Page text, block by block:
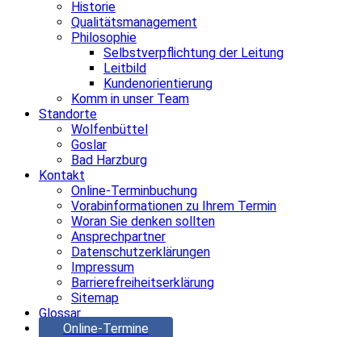
Historie
Qualitätsmanagement
Philosophie
Selbstverpflichtung der Leitung
Leitbild
Kundenorientierung
Komm in unser Team
Standorte
Wolfenbüttel
Goslar
Bad Harzburg
Kontakt
Online-Terminbuchung
Vorabinformationen zu Ihrem Termin
Woran Sie denken sollten
Ansprechpartner
Datenschutzerklärungen
Impressum
Barrierefreiheitserklärung
Sitemap
Glossar
Online-Termine